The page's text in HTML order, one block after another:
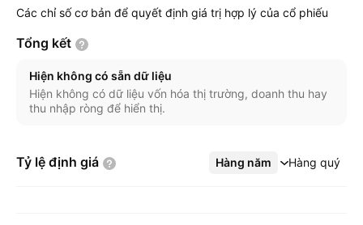
Các chỉ số cơ bản để quyết định giá trị hợp lý của cổ phiếu
Tổng kết
Hiện không có sẵn dữ liệu
Hiện không có dữ liệu vốn hóa thị trường, doanh thu hay
thu nhập ròng để hiển thị.
Tỷ lệ định giá Hàng năm Hàng quý
Xem thêm